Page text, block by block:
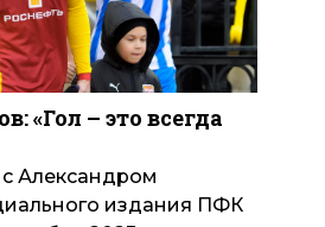
«Гол – это всегда
Александром
издания ПФК